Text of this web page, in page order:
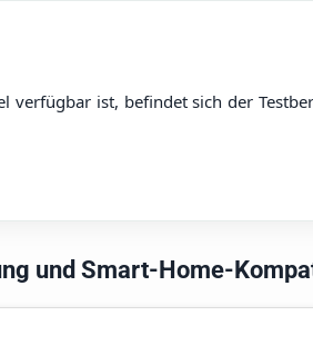
ist, befindet sich der
und Smart-Home-